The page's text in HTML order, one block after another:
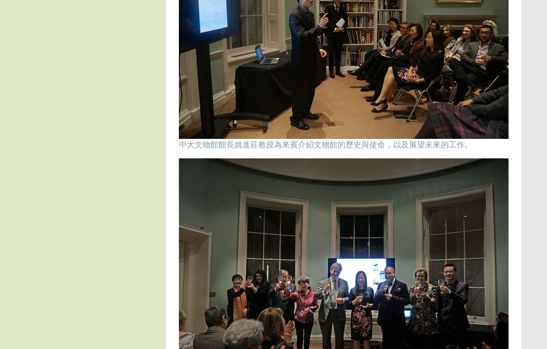
中大文物館館長姚進莊教授為來賓介紹文物館的歷史與使命，以及展望未來的工作。